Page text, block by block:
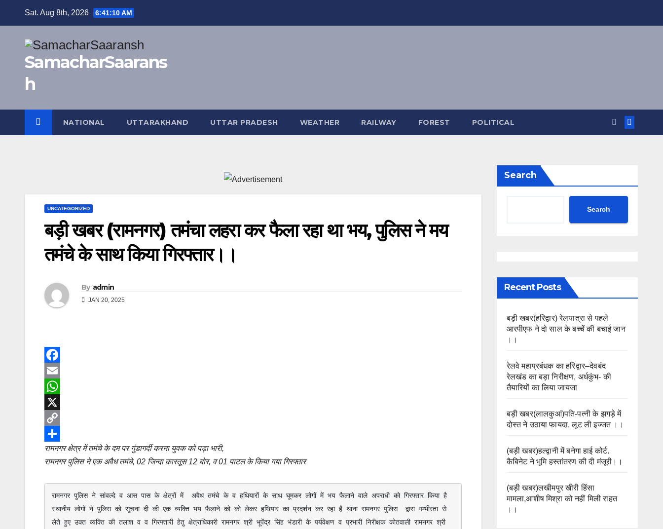
Sat. Aug 8th, 2026 6:41:11 AM
SamacharSaarans
h
NATIONAL UTTARAKHAND UTTAR PRADESH WEATHER RAILWAY FOREST POLITICAL
UNCATEGORIZED
बड़ी खबर (रामनगर) तमंचा लहरा कर फैला रहा था भय, पुलिस ने मय
तमंचे के साथ किया गिरफ्तार।।
By admin
JAN 20, 2025
F
a
c
e
b
o
o
E
m
a
l
W
h
a
t
s
X
C
o
p
S
h
रामनगर क्षेत्र में तमंचे के दम पर गुंडागर्दी करना युवक को पड़ा भारी,
रामनगर पुलिस ने एक अवैध तमंचे, 02 जिन्दा कारतूस 12 बोर, व 01 पाटल के किया गया गिरफ्तार
रामनगर पुलिस ने सांवल्दे व आस पास के क्षेत्रों में  अवैध तमंचे के व हथियारों के साथ घूमकर लोगों में भय फैलाने वाले अपराधी को गिरफ्तार किया है
स्थानीय लोगों ने पुलिस को सूचना दी की एक व्यक्ति भय फैलाने को को लेकर हथियार का प्रदर्शन कर रहा है थाना रामनगर पुलिस  द्वारा गम्भीरता से
लेते हुए उक्त व्यक्ति की तलाश व व गिरफ्तारी हेतु क्षेत्राधिकारी रामनगर श्री भूपेंद्र सिंह भंडारी के पर्यवेक्षण व प्रभारी निरीक्षक कोतवाली रामनगर श्री
Search
Search
Recent Posts
बड़ी खबर(हरिद्वार) रेलयात्रा से पहले
आरपीएफ ने दो साल के बच्चें की बचाई जान
।।
रेलवे महाप्रबंधक का हरिद्वार–देवबंद
रेलखंड का बड़ा निरीक्षण, अर्धकुंभ- की
तैयारियों का लिया जायजा
बड़ी खबर(लालकुआं)पति-पत्नी के झगड़े में
दोस्त ने उठाया फायदा, लूट ली इज्जत ।।
(बड़ी खबर)हल्द्वानी में बनेगा हाई कोर्ट.
कैबिनेट ने भूमि हस्तांतरण की दी मंजूरी।।
(बड़ी खबर)लखीमपुर खीरी हिंसा
मामला,आशीष मिश्रा को नहीं मिली राहत
।।